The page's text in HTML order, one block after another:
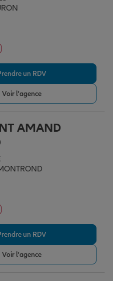
la vie
un RDV
Voir l'agence
AMAND
un RDV
Voir l'agence